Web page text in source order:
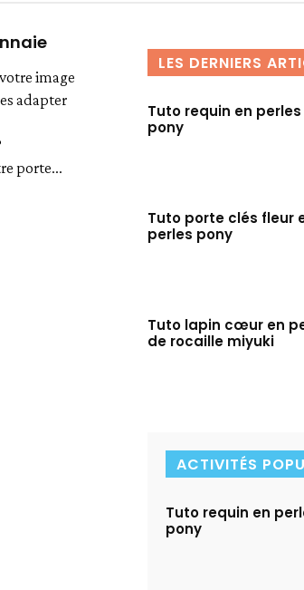
image
adapter
porte...
LES DERNIERS
Tuto requin en perles
pony
Tuto porte clés fleur
perles pony
Tuto lapin cœur en
de rocaille miyuki
ACTIVITÉS
Tuto requin en
pony